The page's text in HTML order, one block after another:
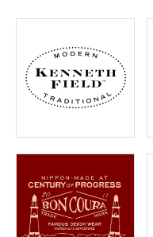
プライバシーポリシー
特定商取引法について
お問い合わせ
OFFICIAL WEB SITE
meeting_room ログイン